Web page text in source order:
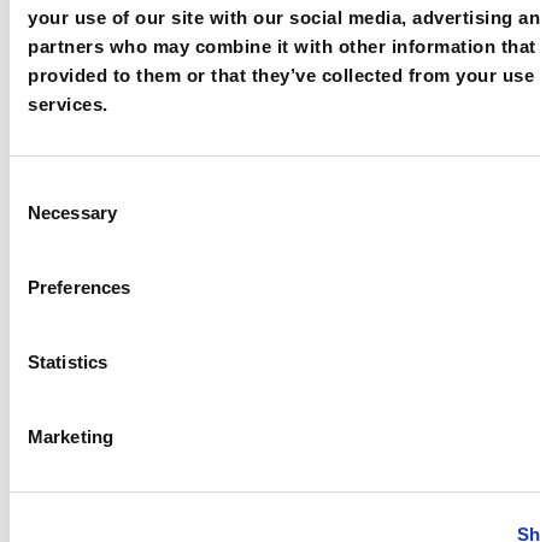
your use of our site with our social media, advertising
partners who may combine it with other information that
provided to them or that they’ve collected from your
services.
Selection
Necessary
Preferences
Statistics
Marketing